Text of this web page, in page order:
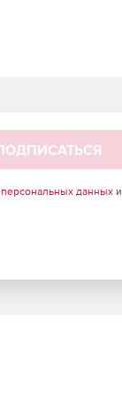
персональных данныхи